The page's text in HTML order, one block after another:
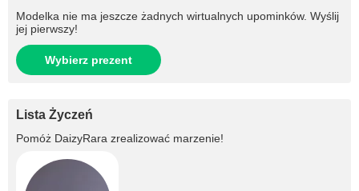
Modelka nie ma jeszcze żadnych wirtualnych upominków. Wyślij
jej pierwszy!
Wybierz prezent
Lista Życzeń
Pomóż DaizyRara zrealizować marzenie!